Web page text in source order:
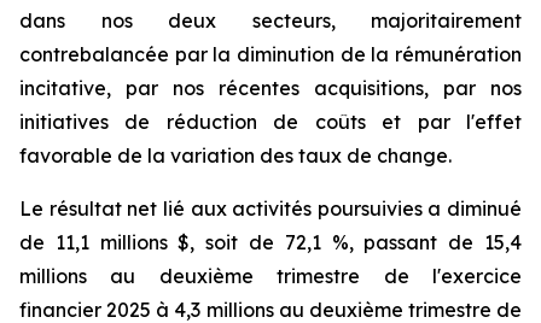
dans nos deux secteurs, majoritairement
contrebalancée par la diminution de la rémunération
incitative, par nos récentes acquisitions, par nos
initiatives de réduction de coûts et par l'effet
favorable de la variation des taux de change.
Le résultat net lié aux activités poursuivies a diminué
de 11,1 millions $, soit de 72,1 %, passant de 15,4
millions au deuxième trimestre de l'exercice
financier 2025 à 4,3 millions au deuxième trimestre de